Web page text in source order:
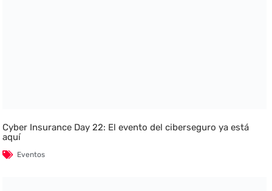
Cyber Insurance Day 22: El evento del ciberseguro ya está
aquí
Eventos